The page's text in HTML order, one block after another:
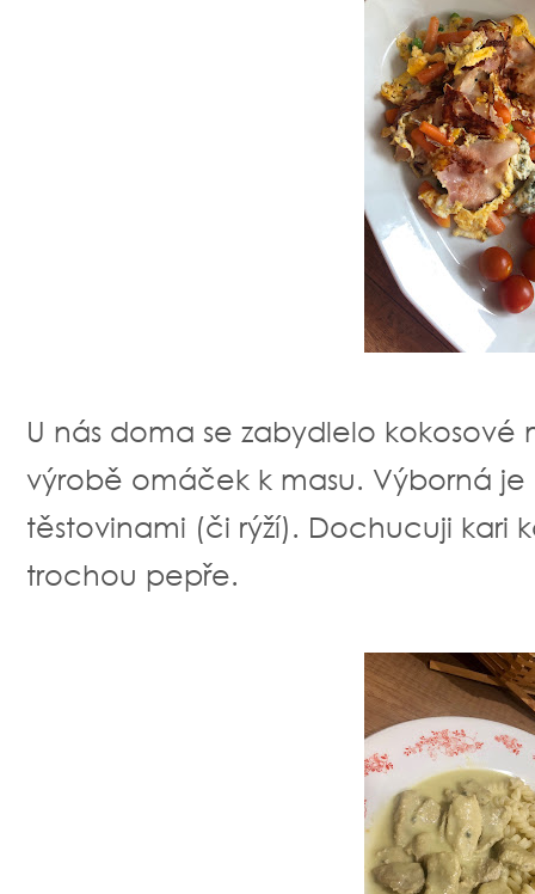
U nás doma se zabydlelo
výrobě omáček k masu. Výborná
těstovinami (či rýží). Dochucuji kari
trochou pepře.